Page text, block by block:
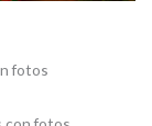
fotos